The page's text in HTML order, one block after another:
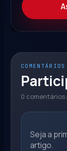
COMENTÁRIOS
0 comentários
Seja a
artigo.